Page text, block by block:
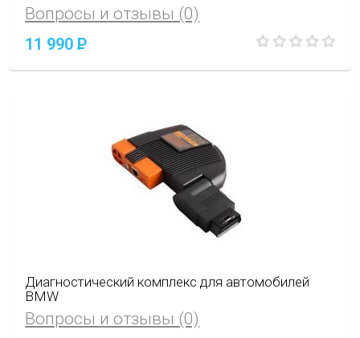
Вопросы и отзывы (0)
11 990P
Диагностический комплекс для автомобилей
BMW
Вопросы и отзывы (0)